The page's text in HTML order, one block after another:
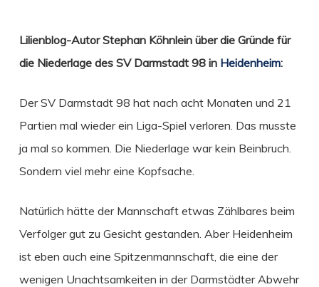
Lilienblog-Autor Stephan Köhnlein über die Gründe für
die Niederlage des SV Darmstadt 98 in Heidenheim:
Der SV Darmstadt 98 hat nach acht Monaten und 21
Partien mal wieder ein Liga-Spiel verloren. Das musste
ja mal so kommen. Die Niederlage war kein Beinbruch.
Sondern viel mehr eine Kopfsache.
Natürlich hätte der Mannschaft etwas Zählbares beim
Verfolger gut zu Gesicht gestanden. Aber Heidenheim
ist eben auch eine Spitzenmannschaft, die eine der
wenigen Unachtsamkeiten in der Darmstädter Abwehr